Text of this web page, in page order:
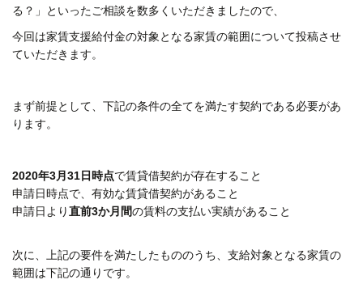
る？」といったご相談を数多くいただきましたので、
今回は家賃支援給付金の対象となる家賃の範囲について投稿させ
ていただきます。
まず前提として、下記の条件の全てを満たす契約である必要があ
ります。
2020年3月31日時点で賃貸借契約が存在すること
申請日時点で、有効な賃貸借契約があること
申請日より直前3か月間の賃料の支払い実績があること
次に、上記の要件を満たしたもののうち、支給対象となる家賃の
範囲は下記の通りです。